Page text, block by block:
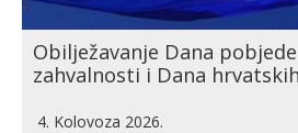
Obilježavanje Dana
zahvalnosti i Dana
4. Kolovoza 2026.